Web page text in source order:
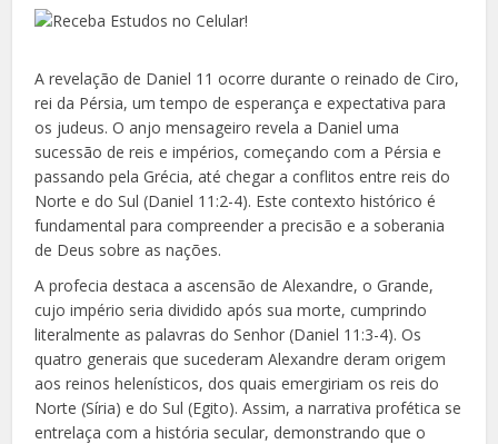
A revelação de Daniel 11 ocorre durante o reinado de Ciro,
rei da Pérsia, um tempo de esperança e expectativa para
os judeus. O anjo mensageiro revela a Daniel uma
sucessão de reis e impérios, começando com a Pérsia e
passando pela Grécia, até chegar a conflitos entre reis do
Norte e do Sul (Daniel 11:2-4). Este contexto histórico é
fundamental para compreender a precisão e a soberania
de Deus sobre as nações.
A profecia destaca a ascensão de Alexandre, o Grande,
cujo império seria dividido após sua morte, cumprindo
literalmente as palavras do Senhor (Daniel 11:3-4). Os
quatro generais que sucederam Alexandre deram origem
aos reinos helenísticos, dos quais emergiriam os reis do
Norte (Síria) e do Sul (Egito). Assim, a narrativa profética se
entrelaça com a história secular, demonstrando que o